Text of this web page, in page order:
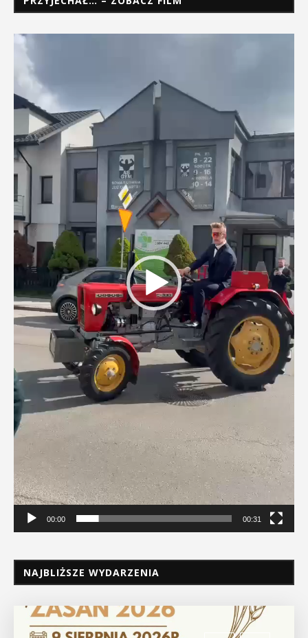
Odtwarzacz
00:00 00:31
NAJBLIŻSZE WYDARZENIA